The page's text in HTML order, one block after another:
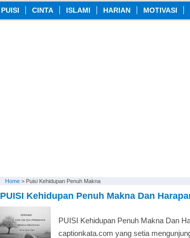
PUISI CINTA ISLAMI HARIAN MOTIVASI
Home > Puisi Kehidupan Penuh Makna
PUISI Kehidupan Penuh Makna Dan
PUISI Kehidupan Penuh Makna Dan
captionkata.com yang setia